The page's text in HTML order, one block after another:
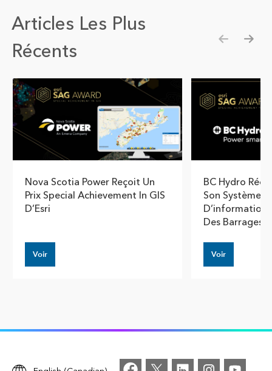
Articles Les Plus
Récents
Nova Scotia Power Reçoit Un
Prix Special Achievement In GIS
D’Esri
Voir
BC Hydro
Son Système
D’information
Des Barrages
Voir